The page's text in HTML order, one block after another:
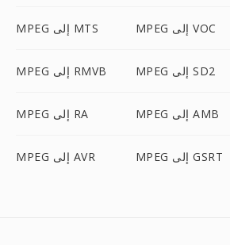
MPEG إلى MTS MPEG إلى VOC
MPEG إلى RMVB MPEG إلى SD2
MPEG إلى RA MPEG إلى AMB
MPEG إلى AVR MPEG إلى GSRT